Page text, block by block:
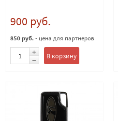
900 руб.
850 руб. - цена для партнеров
В корзину